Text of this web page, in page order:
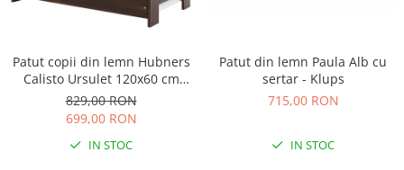
Patut copii din lemn Hubners
Calisto Ursulet 120x60 cm
maro cu sertar
829,00 RON
699,00 RON
IN STOC
Patut din lemn Paula Alb cu
sertar - Klups
715,00 RON
IN STOC